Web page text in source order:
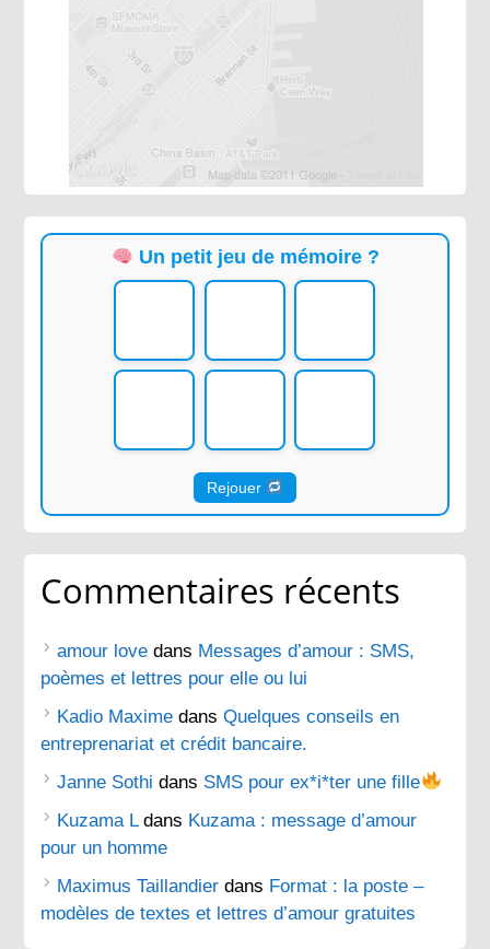
Un petit jeu de mémoire ?
Rejouer
Commentaires récents
amour love dans Messages d’amour : SMS,
poèmes et lettres pour elle ou lui
Kadio Maxime dansQuelques conseils en
entreprenariat et crédit bancaire.
Janne Sothi dans SMS pour ex*i*ter une fille
Kuzama Ldans Kuzama : message d’amour
pour un homme
Maximus Taillandier dans Format : la poste –
modèles de textes et lettres d’amour gratuites